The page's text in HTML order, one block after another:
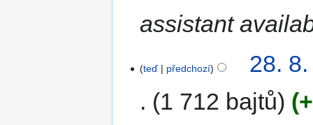
assistant
teď předchozí
28.
1 712 bajtů